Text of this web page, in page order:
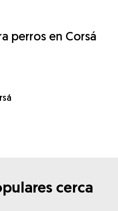
perros en Corsá
cerca